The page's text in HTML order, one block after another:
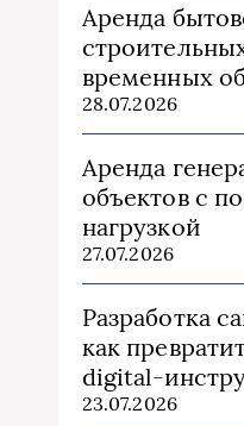
Аренда
временных
28.07.2026
Аренда
объектов с
нагрузкой
27.07.2026
Разработка
как
digital-
23.07.2026